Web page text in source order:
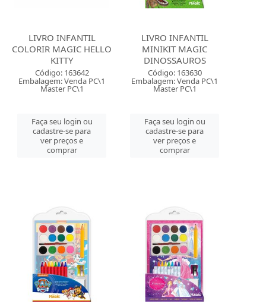
LIVRO INFANTIL
COLORIR MAGIC HELLO
KITTY
Código: 163642
Embalagem: Venda PC\1
Master PC\1
Faça seu login ou
cadastre-se para
ver preços e
comprar
LIVRO INFANTIL
MINIKIT MAGIC
DINOSSAUROS
Código: 163630
Embalagem: Venda PC\1
Master PC\1
Faça seu login ou
cadastre-se para
ver preços e
comprar